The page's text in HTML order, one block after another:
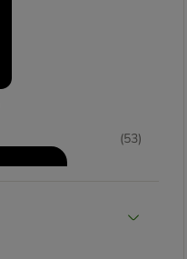
(53)